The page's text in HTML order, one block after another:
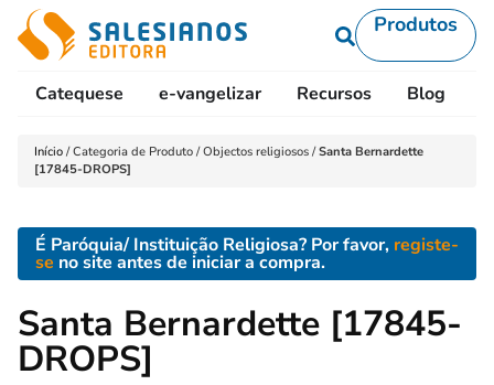
Produtos
Catequese e-vangelizar Recursos Blog
Início /Categoria de Produto /Objectos religiosos /Santa Bernardette
[17845-DROPS]
É Paróquia/ Instituição Religiosa? Por favor, registe-
se no site antes de iniciar a compra.
Santa Bernardette [17845-
DROPS]